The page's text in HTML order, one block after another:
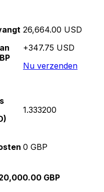
26,664.00 USD
+347.75 USD
Nu verzenden
1.333200
0 GBP
GBP